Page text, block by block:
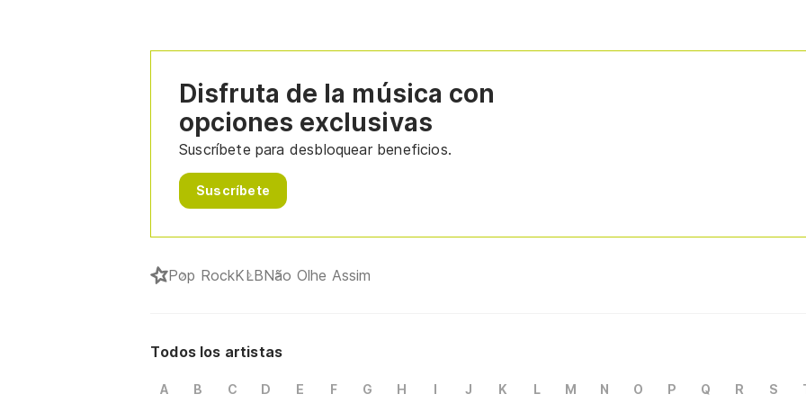
Disfruta de la música con
opciones exclusivas
Suscríbete para desbloquear beneficios.
Suscríbete
Pop RockKLBNão Olhe Assim
Todos los artistas
A B C D E F G H I J K L M N O P Q R S